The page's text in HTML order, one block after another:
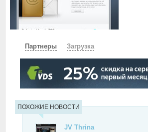
Партнеры Загрузка
СКАЧАТЬ ЗЕРКАЛО ЗЕРКАЛО №2
ПОХОЖИЕ НОВОСТИ
JV Thrina